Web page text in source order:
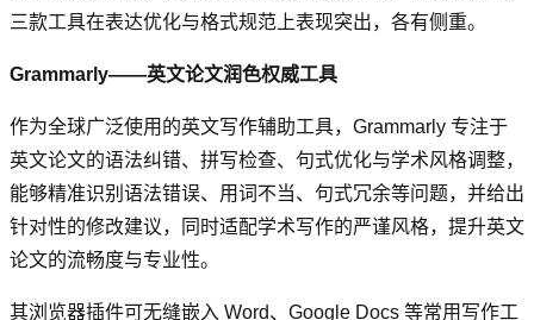
三款工具在表达优化与格式规范上表现突出，各有侧重。
Grammarly——英文论文润色权威工具
作为全球广泛使用的英文写作辅助工具，Grammarly 专注于
英文论文的语法纠错、拼写检查、句式优化与学术风格调整，
能够精准识别语法错误、用词不当、句式冗余等问题，并给出
针对性的修改建议，同时适配学术写作的严谨风格，提升英文
论文的流畅度与专业性。
其浏览器插件可无缝嵌入 Word、Google Docs 等常用写作工